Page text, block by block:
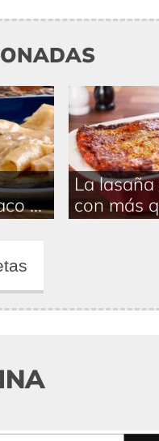
...
La
con más